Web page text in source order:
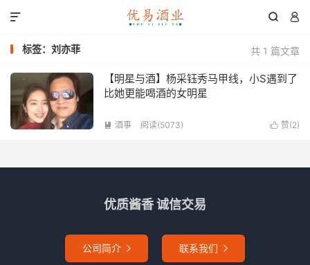
 

共 1 篇文章
标签：刘亦菲
【明星与酒】杨采钰秀马甲线，小S遇到了
比她更能喝酒的女明星
 赞(2)
 酒事 阅读(5073)
优质酱香 诚信交易
公司简介  联系我们 